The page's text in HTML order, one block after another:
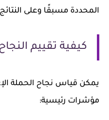
المحددة مسبقًا وعلى
كيفية تقييم
يمكن قياس نجاح الحملة
مؤشرات رئيسية: